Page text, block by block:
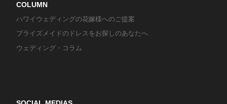
COLUMN
ハワイウェディングの花嫁様へのご提案
ブライズメイドのドレスをお探しのあなたへ
ウェディング・コラム